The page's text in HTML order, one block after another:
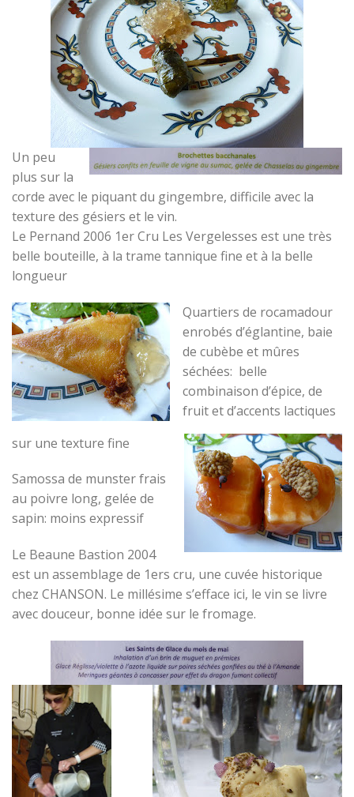
Un peu
plus sur la
corde avec le piquant du gingembre, difficile avec la
texture des gésiers et le vin.
Le Pernand 2006 1er Cru Les Vergelesses est une très
belle bouteille, à la trame tannique fine et à la belle
longueur
Quartiers de rocamadour
enrobés d’églantine, baie
de cubèbe et mûres
séchées: belle
combinaison d’épice, de
fruit et d’accents lactiques
sur une texture fine
Samossa de munster frais
au poivre long, gelée de
sapin: moins expressif
Le Beaune Bastion 2004
est un assemblage de 1ers cru, une cuvée historique
chez CHANSON. Le millésime s’efface ici, le vin se livre
avec douceur, bonne idée sur le fromage.